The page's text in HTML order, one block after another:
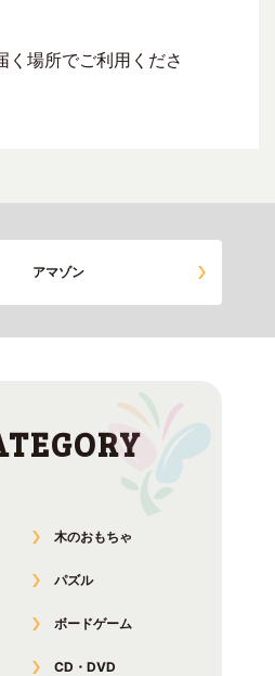
く場所でご利用くださ
アマゾン
木のおもちゃ
パズル
ボードゲーム
CD・DVD